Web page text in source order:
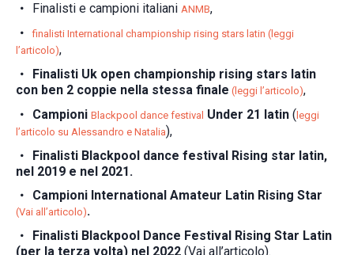
Finalisti e campioni italianiANMB,
finalisti International championship rising stars latin (leggi
l’articolo),
Finalisti Uk open championship rising stars latin
con ben 2 coppie nella stessa finale (leggi l’articolo),
CampioniBlackpool dance festival Under 21 latin (leggi
l’articolo su Alessandro e Natalia),
Finalisti Blackpool dance festival Rising star latin,
nel 2019 e nel 2021.
Campioni International Amateur Latin Rising Star
(Vai all’articolo).
Finalisti Blackpool Dance Festival Rising Star Latin
(per la terza volta) nel 2022(Vai all’articolo).